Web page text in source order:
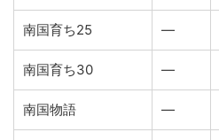
南国育ち25 ―
南国育ち30 ―
南国物語 ―